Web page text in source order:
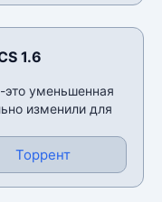
1.6
это уменьшенная
изменили для
Торрент